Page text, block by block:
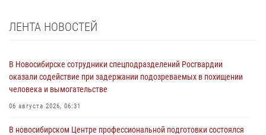
ЛЕНТА НОВОСТЕЙ
В Новосибирске сотрудники спецподразделений Росгвардии
оказали содействие при задержании подозреваемых в похищении
человека и вымогательстве
06 августа 2026, 06:31
В новосибирском Центре профессиональной подготовки состоялся